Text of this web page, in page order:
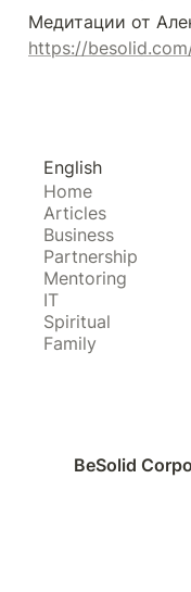
https://
BeSolid
English
Home
Articles
Business
Partnership
Mentoring
IT
Spiritual
Family